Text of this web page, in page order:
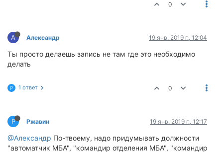
0
А Александр 19 янв. 2019 г., 12:04
Ты просто делаешь запись не там где это необходимо
делать
Р 1 ответ 0
Р Ржавин 19 янв. 2019 г., 12:17
@Александр По-твоему, надо придумывать должности
"автоматчик МБА", "командир отделения МБА", "командир